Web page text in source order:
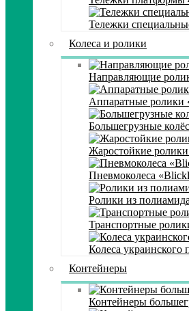
Тележки
Колеса и ролики
Направляющие
Аппаратные ролики
Большегрузные
Жаростойкие
Пневмоколеса
Ролики из
Транспортные
Колеса украинского
Контейнеры
Контейнеры